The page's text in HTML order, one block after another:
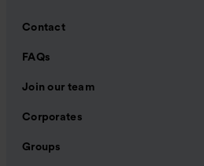
Contact
FAQs
Join our team
Corporates
Groups